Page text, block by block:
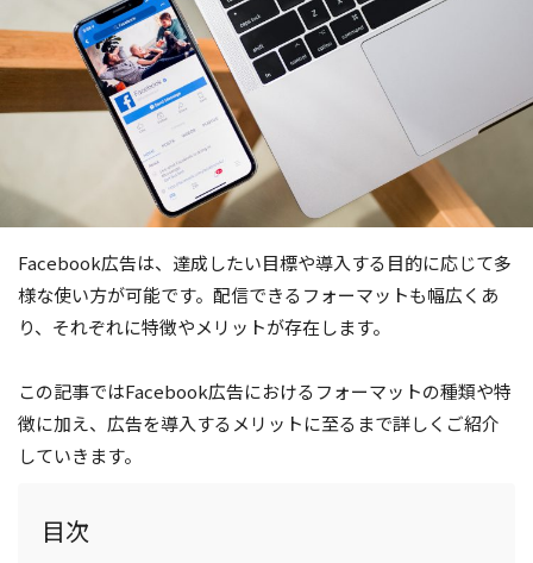
Facebook広告は、達成したい目標や導入する目的に応じて多
様な使い方が可能です。配信できるフォーマットも幅広くあ
り、それぞれに特徴やメリットが存在します。
この記事ではFacebook広告におけるフォーマットの種類や特
徴に加え、広告を導入するメリットに至るまで詳しくご紹介
していきます。
目次